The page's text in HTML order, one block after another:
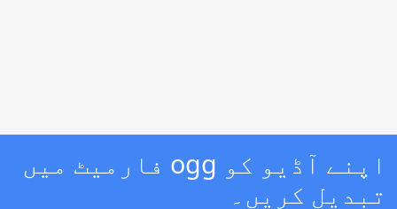
اپنے آڈیو کو ogg فارمیٹ میں
تبدیل کریں۔